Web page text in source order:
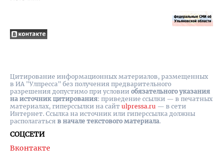
СОЦСЕТИ
Вконтакте
Цитирование информационных материалов, размещенных
в ИА "Улпресса" без получения предварительного
разрешения допустимо при условии обязательного указания
на источник цитирования: приведение ссылки — в печатных
материалах, гиперссылки на cайт ulpressa.ru — в сети
Интернет. Ссылка на источник или гиперссылка должны
располагаться в начале текстового материала.